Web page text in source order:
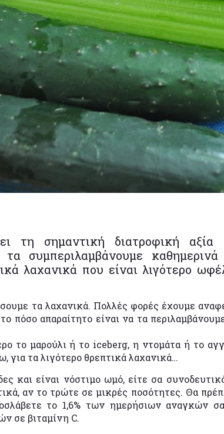
τη σημαντική διατροφική αξία
συμπεριλαμβάνουμε καθημερινά
λαχανικά που είναι λιγότερο
τα λαχανικά. Πολλές φορές έχουμε
πόσο απαραίτητο είναι να τα
το μαρούλι ή το iceberg, η ντομάτα ή το
για τα λιγότερο θρεπτικά λαχανικά…
και είναι νόστιμο ωμό, είτε σα
αν το τρώτε σε μικρές ποσότητες. Θα
το 1,6% των ημερήσιων αναγκών
σε βιταμίνη C.